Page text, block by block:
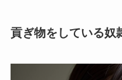
貢ぎ物をしている奴